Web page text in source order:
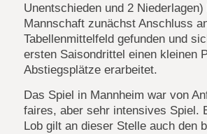
Unentschieden und 2
Mannschaft zunächst Anschluss
Tabellenmittelfeld gefunden und
ersten Saisondrittel einen kleinen
Abstiegsplätze erarbeitet.
Das Spiel in Mannheim war von
faires, aber sehr intensives Spiel.
Lob gilt an dieser Stelle auch den